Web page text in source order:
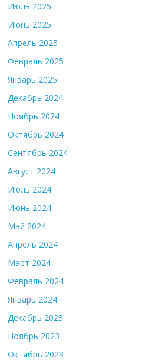
Июль 2025
Июнь 2025
Апрель 2025
Февраль 2025
Январь 2025
Декабрь 2024
Ноябрь 2024
Октябрь 2024
Сентябрь 2024
Август 2024
Июль 2024
Июнь 2024
Май 2024
Апрель 2024
Март 2024
Февраль 2024
Январь 2024
Декабрь 2023
Ноябрь 2023
Октябрь 2023